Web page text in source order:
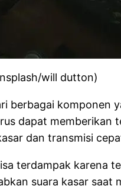
will dutton)
berbagai komponen
dapat
dan transmisi
terdampak karena
suara kasar saat